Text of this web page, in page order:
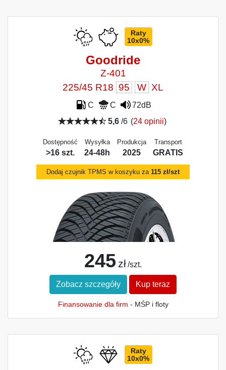
Raty
10x0%
Goodride
Z-401
225/45 R18 95 W XL
C C
72dB
5,6/6 (24 opinii)
Dostępność
>16 szt.
Wysyłka
24-48h
Produkcja
2025
Transport
GRATIS
Dodaj czujnik TPMS w koszyku za 115 zł/szt
245 zł /szt.
Zobacz szczegóły Kup teraz
Finansowanie dla firm - MŚP i floty
Raty
10x0%